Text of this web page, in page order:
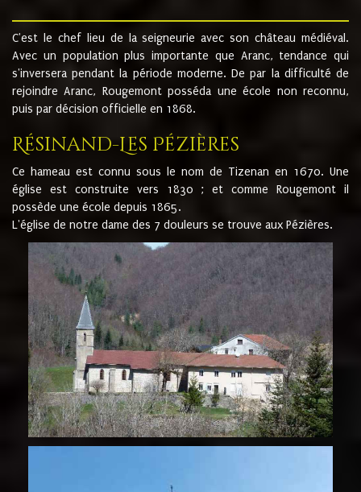
C'est le chef lieu de la seigneurie avec son château médiéval.
Avec un population plus importante que Aranc, tendance qui
s'inversera pendant la période moderne. De par la difficulté de
rejoindre Aranc, Rougemont posséda une école non reconnu,
puis par décision officielle en 1868.
Résinand-Les Pézières
Ce hameau est connu sous le nom de Tizenan en 1670. Une
église est construite vers 1830 ; et comme Rougemont il
possède une école depuis 1865.
L'église de notre dame des 7 douleurs se trouve aux Pézières.